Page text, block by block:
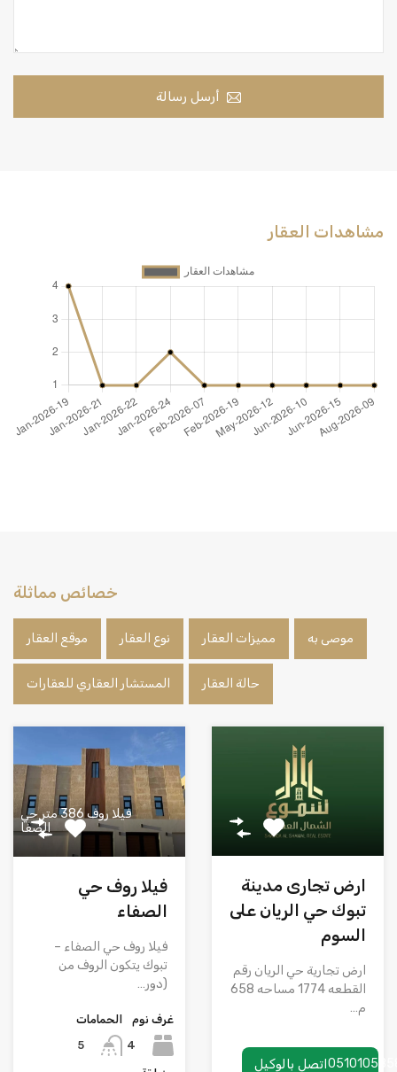
أرسل رسالة
مشاهدات العقار
خصائص مماثلة
موصى به مميزات العقار نوع العقار موقع العقار
حالة العقار المستشار العقاري للعقارات
ارض تجارى مدينة
تبوك حي الريان على
السوم
ارض تجارية حي الريان رقم
القطعه 1774 مساحه 658
م…
اتصل بالوكيل
فيلا روف 386 متر حي
الصفا
فيلا روف حي
الصفاء
فيلا روف حي الصفاء –
تبوك يتكون الروف من
(دور…
غرف نوم
4
الحمامات
5